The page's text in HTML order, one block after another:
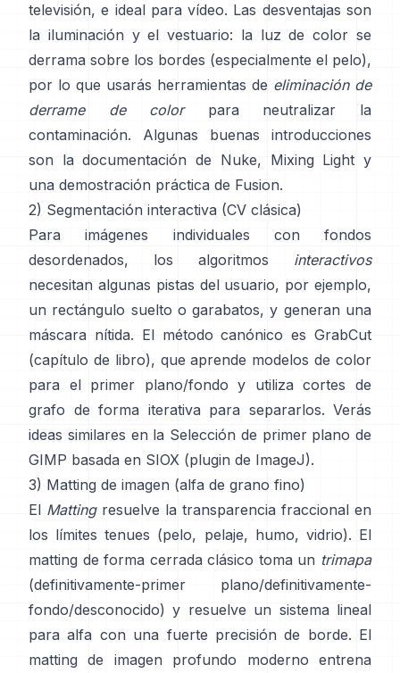
televisión, e ideal para vídeo. Las desventajas son
la iluminación y el vestuario: la luz de color se
derrama sobre los bordes (especialmente el pelo),
por lo que usarás herramientas de eliminación de
derrame de colorpara neutralizar la
contaminación. Algunas buenas introducciones
son la documentación de Nuke, Mixing Light y
una demostración práctica de Fusion.
2) Segmentación interactiva (CV clásica)
Para imágenes individuales con fondos
desordenados, los algoritmos interactivos
necesitan algunas pistas del usuario, por ejemplo,
un rectángulo suelto o garabatos, y generan una
máscara nítida. El método canónico es GrabCut
(capítulo de libro), que aprende modelos de color
para el primer plano/fondo y utiliza cortes de
grafo de forma iterativa para separarlos. Verás
ideas similares en la Selección de primer plano de
GIMP basada en SIOX (plugin de ImageJ).
3) Matting de imagen (alfa de grano fino)
El Mattingresuelve la transparencia fraccional en
los límites tenues (pelo, pelaje, humo, vidrio). El
matting de forma cerrada clásico toma un trimapa
(definitivamente-primer plano/definitivamente-
fondo/desconocido) y resuelve un sistema lineal
para alfa con una fuerte precisión de borde. El
matting de imagen profundo
moderno entrena